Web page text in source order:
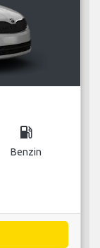
local_gas_station
Benzin